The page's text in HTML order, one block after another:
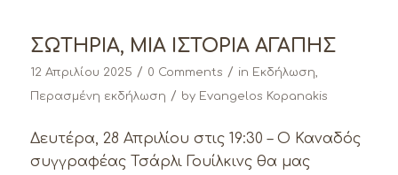
ΣΩΤΗΡΙΑ, ΜΙΑ ΙΣΤΟΡΙΑ ΑΓΑΠΗΣ
12 Απριλίου 2025 / 0 Comments / in Εκδήλωση,
Περασμένη εκδήλωση / by Evangelos Kopanakis
Δευτέρα, 28 Απριλίου στις 19:30 – Ο Καναδός
συγγραφέας Τσάρλι Γουίλκινς θα μας